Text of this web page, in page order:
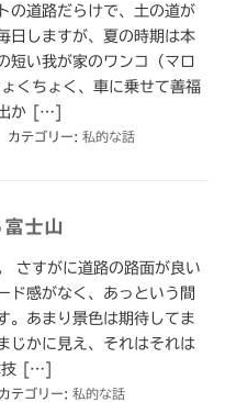
の道路だらけで、土の道が
日しますが、夏の時期は本
短い我が家のワンコ（マロ
くちょく、車に乗せて善福
か […]
カテゴリー: 私的な話
士山
さすがに道路の路面が良い
ド感がなく、あっという間
。あまり景色は期待してま
じかに見え、それはそれは
技 […]
カテゴリー: 私的な話